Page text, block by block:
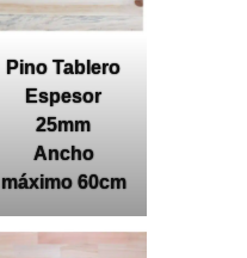
Pino Tablero
Espesor
25mm
Ancho
máximo 60cm